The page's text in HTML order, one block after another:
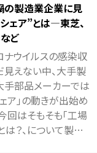
の製造業企業に見
ェア”とは―東芝、
ど
ウイルスの感染収
えない中、大手製
手部品メーカーでは
ア」の動きが出始め
回はそもそも「工場
は？、について製…